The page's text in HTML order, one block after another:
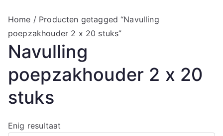
Home / Producten getagged “Navulling
poepzakhouder 2 x 20 stuks”
Navulling
poepzakhouder 2 x 20
stuks
Enig resultaat